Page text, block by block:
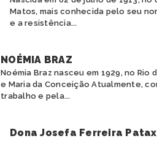
Matos, mais conhecida pelo seu
e a resistência...
NOÉMIA BRAZ
Noémia Braz nasceu em 1929, no
e Maria da Conceição Atualmente,
trabalho e pela...
Dona Josefa Ferreira